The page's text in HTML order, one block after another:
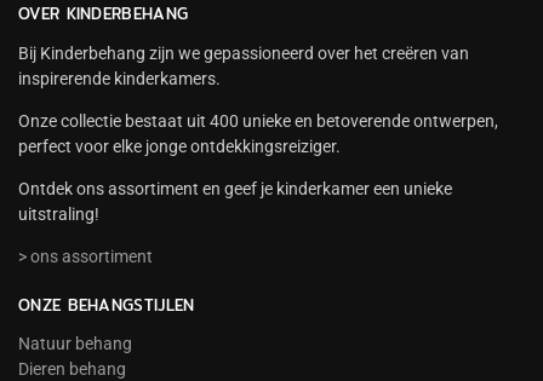
OVER KINDERBEHANG
Bij Kinderbehang zijn we gepassioneerd over het creëren van
inspirerende kinderkamers.
Onze collectie bestaat uit 400 unieke en betoverende ontwerpen,
perfect voor elke jonge ontdekkingsreiziger.
Ontdek ons assortiment en geef je kinderkamer een unieke
uitstraling!
> ons assortiment
ONZE BEHANGSTIJLEN
Natuur behang
Dieren behang